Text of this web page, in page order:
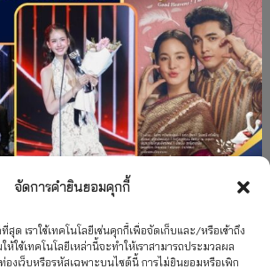
จัดการคำยินยอมคุกกี้
ด เราใช้เทคโนโลยีเช่นคุกกี้เพื่อจัดเก็บและ/หรือเข้าถึง
ใช้เทคโนโลยีเหล่านี้จะทำให้เราสามารถประมวลผล
องเว็บหรือรหัสเฉพาะบนไซต์นี้ การไม่ยินยอมหรือเพิก
นเป็นห่านมิใช่หงส์” กวาดรางวัล